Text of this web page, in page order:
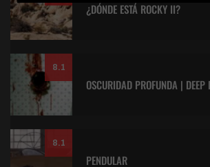
¿DÓNDE ESTÁ ROCKY II?
8.1
OSCURIDAD PROFUNDA | DEEP
8.1
PENDULAR